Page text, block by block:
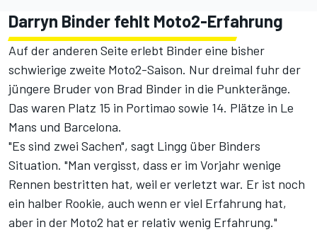
Darryn Binder fehlt Moto2-Erfahrung
Auf der anderen Seite erlebt Binder eine bisher
schwierige zweite Moto2-Saison. Nur dreimal fuhr der
jüngere Bruder von Brad Binder in die Punkteränge.
Das waren Platz 15 in Portimao sowie 14. Plätze in Le
Mans und Barcelona.
"Es sind zwei Sachen", sagt Lingg über Binders
Situation. "Man vergisst, dass er im Vorjahr wenige
Rennen bestritten hat, weil er verletzt war. Er ist noch
ein halber Rookie, auch wenn er viel Erfahrung hat,
aber in der Moto2 hat er relativ wenig Erfahrung."